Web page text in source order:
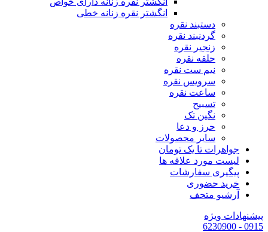
انگشتر نقره زنانه خطی
دستبند نقره
گردنبند نقره
زنجیر نقره
حلقه نقره
نیم ست نقره
سرویس نقره
ساعت نقره
تسبیح
نگین تک
حرز و دعا
سایر محصولات
جواهرات تا یک تومان
لیست مورد علاقه ها
پیگیری سفارشات
خرید حضوری
آرشیو متحف
پیشنهادات ویژه
0915
- 6230900